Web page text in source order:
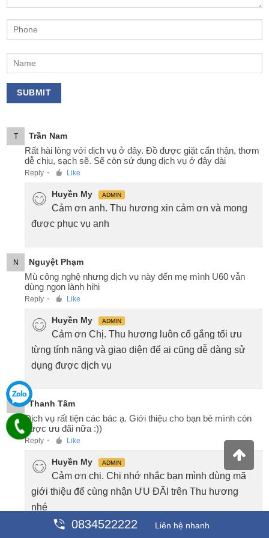
T Trần Nam
Rất hài lòng với dịch vụ ở đây. Đồ được giặt cẩn thận, thơm
dễ chịu, sạch sẽ. Sẽ còn sử dụng dịch vụ ở đây dài
Reply ● Like
Huyền My ADMIN
Cảm ơn anh. Thu hương xin cảm ơn và mong
được phục vụ anh
N Nguyệt Phạm
Mù công nghệ nhưng dịch vụ này đến mẹ mình U60 vẫn
dùng ngon lành hihi
Reply ● Like
Huyền My ADMIN
Cảm ơn Chị. Thu hương luôn cố gắng tối ưu
từng tính năng và giao diện để ai cũng dễ dàng sử
dụng được dịch vụ
T Thanh Tâm
Dịch vụ rất tiện các bác ạ. Giới thiệu cho bạn bè mình còn
được ưu đãi nữa :))
Reply ● Like
Huyền My ADMIN
Cảm ơn chị. Chị nhớ nhắc bạn mình dùng mã
giới thiệu để cùng nhận ƯU ĐÃI trên Thu hương
nhé
0834522222 Liên hệ nhanh